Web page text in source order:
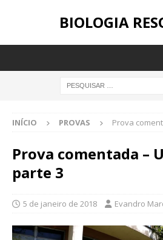
BIOLOGIA
INÍCIO PROVAS Prova
Prova comentada –
parte 3
5 de janeiro de 2018 Evandro